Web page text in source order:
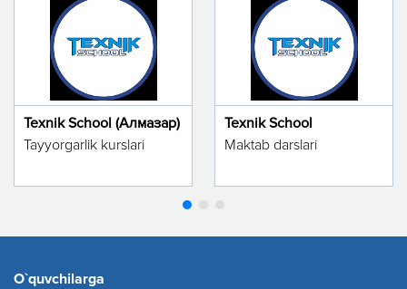
Texnik School (Алмазар)
Tayyorgarlik kurslari
Texnik School
Maktab darslari
O`quvchilarga